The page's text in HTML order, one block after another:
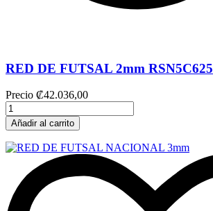
RED DE FUTSAL 2mm RSN5C625
Precio ₡42.036,00
Añadir al carrito